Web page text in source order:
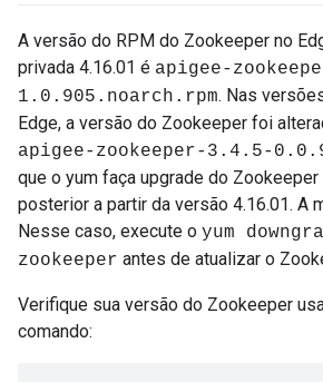
A versão do RPM do Zookeeper no
privada 4.16.01 é apigee-
1.0.905.noarch.rpm. Nas
Edge, a versão do Zookeeper foi
apigee-zookeeper-3.4.5-
que o yum faça upgrade do Zookeeper
posterior a partir da versão 4.16.01. A
Nesse caso, execute o yum
zookeeper antes de atualizar o
Verifique sua versão do Zookeeper
comando: